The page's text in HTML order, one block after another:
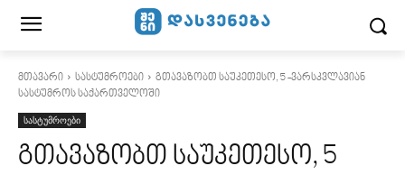
მთავარი სასტუმროები
გთავაზობთ საუკეთესო, 5 -ვარსკვლავიან
სასტუმროს საქართველოში
სასტუმროები
გთავაზობთ საუკეთესო, 5